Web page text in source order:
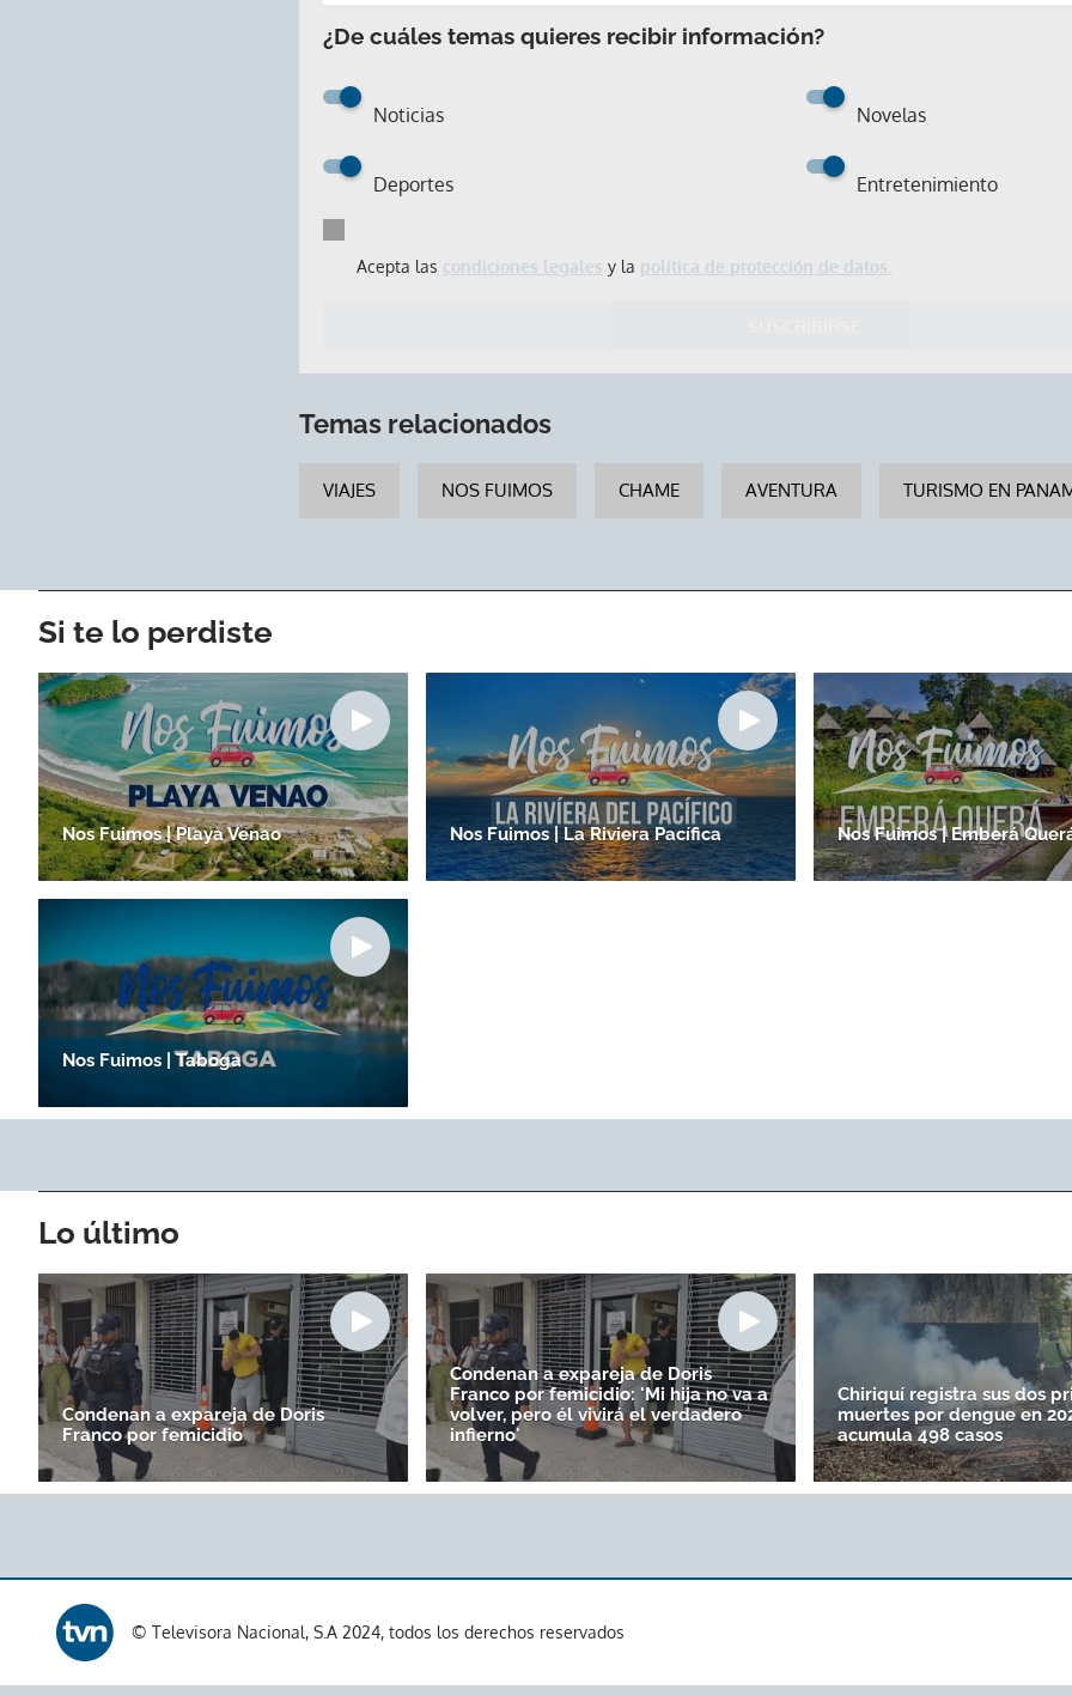
¿De cuáles temas quieres recibir información?
Noticias Novelas
Deportes Entretenimiento
Acepta las condiciones legales y la política de protección de datos.
Temas relacionados
VIAJES NOS FUIMOS CHAME AVENTURA TURISMO EN
Si te lo perdiste
Nos Fuimos | Playa Venao Nos Fuimos | La Riviera Pacífica Nos Fuimos | Emberá
Nos Fuimos | Taboga
Lo último
Condenan a expareja de Doris
Franco por femicidio
Condenan a expareja de Doris
Franco por femicidio: 'Mi hija no va a
volver, pero él vivirá el verdadero
infierno'
Chiriquí registra sus dos
muertes por dengue en
acumula 498 casos
© Televisora Nacional, S.A 2024, todos los derechos reservados